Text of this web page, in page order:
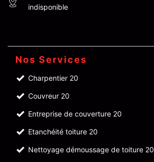
indisponible
Nos Services
Charpentier 20
Couvreur 20
Entreprise de couverture 20
Etanchéité toiture 20
Nettoyage démoussage de toiture 20